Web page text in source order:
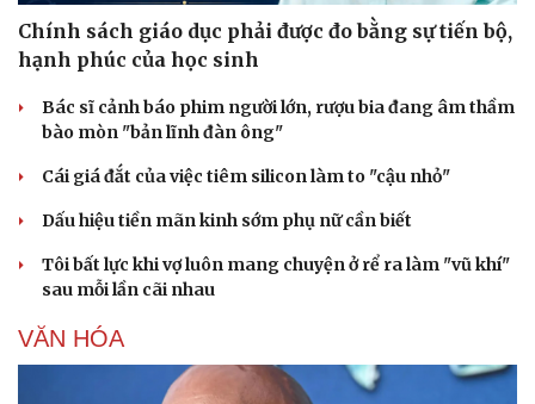
Chính sách giáo dục phải được đo bằng sự tiến bộ,
hạnh phúc của học sinh
Bác sĩ cảnh báo phim người lớn, rượu bia đang âm thầm
bào mòn "bản lĩnh đàn ông"
Cái giá đắt của việc tiêm silicon làm to "cậu nhỏ"
Dấu hiệu tiền mãn kinh sớm phụ nữ cần biết
Tôi bất lực khi vợ luôn mang chuyện ở rể ra làm "vũ khí"
sau mỗi lần cãi nhau
VĂN HÓA